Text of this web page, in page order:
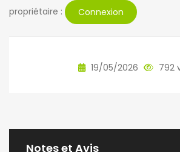
propriétaire :
Connexion
19/05/2026 792
Notes et Avis